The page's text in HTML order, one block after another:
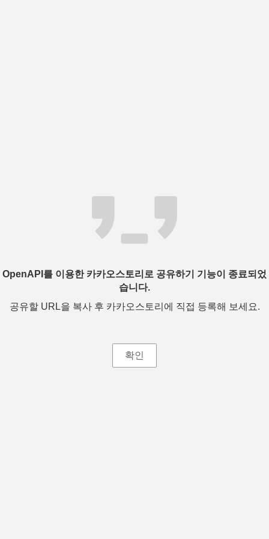
OpenAPI를 이용한 카카오스토리로 공유하기 기능이 종료되었
습니다.
공유할 URL을 복사 후 카카오스토리에 직접 등록해 보세요.
확인